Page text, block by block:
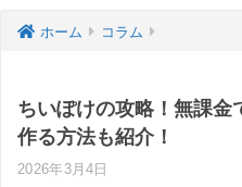
ホーム コラム
ちいぽけの攻略！無課金
作る方法も紹介！
2026年3月4日